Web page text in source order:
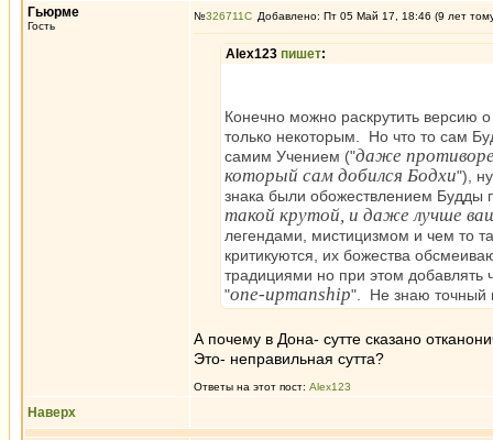
Гьюрме
Гость
№326711 Добавлено: Пт 05 Май 17, 18:46 (9 лет
Alex123 пишет:
Конечно можно раскрутить версию
только некоторым. Но что то сам
самим Учением ("даже
который сам добился Бодхи"),
знака были обожествлением Будды
такой крутой, и даже лучше
легендами, мистицизмом и чем то
критикуются, их божества
традициями но при этом добавлять
"one-upmanship". Не знаю точный
А почему в Дона- сутте сказано
Это- неправильная сутта?
Ответы на этот пост: Alex123
Наверх